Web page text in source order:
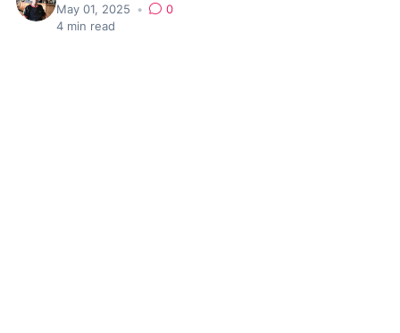
May 01, 2025 •
0
4 min read